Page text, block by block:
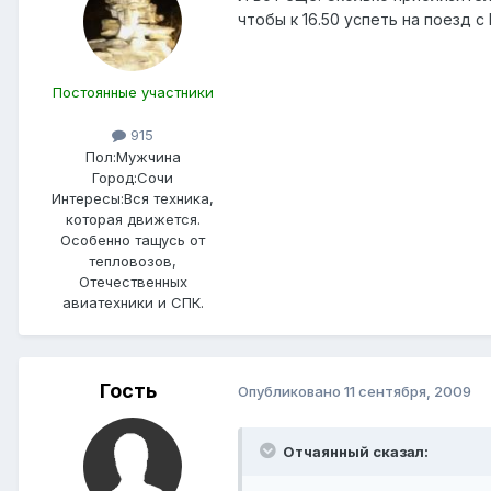
Постоянные участники
915
Пол:Мужчина
Город:Сочи
Интересы:Вся техника,
которая движется.
Особенно тащусь от
тепловозов,
Отечественных
авиатехники и СПК.
чтобы к 16.50 успеть на поезд с
Гость Опубликовано 11 сентября, 2009
Отчаянный сказал: